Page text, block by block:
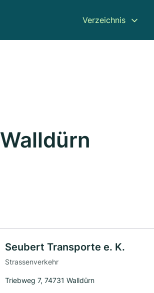
Verzeichnis
Seubert Transporte e. K.
Strassenverkehr
Triebweg 7, 74731 Walldürn